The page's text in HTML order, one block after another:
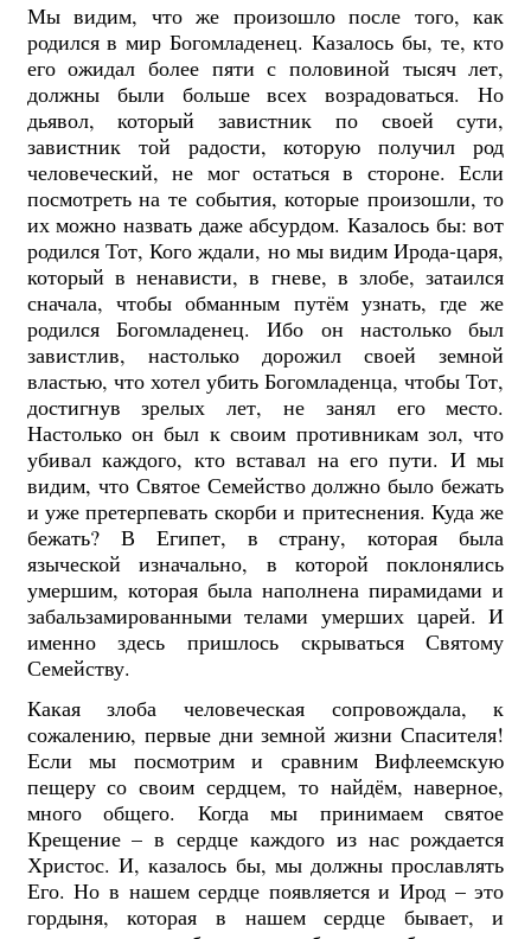
Мы видим, что же произошло после того, как
родился в мир Богомладенец. Казалось бы, те, кто
его ожидал более пяти с половиной тысяч лет,
должны были больше всех возрадоваться. Но
дьявол, который завистник по своей сути,
завистник той радости, которую получил род
человеческий, не мог остаться в стороне. Если
посмотреть на те события, которые произошли, то
их можно назвать даже абсурдом. Казалось бы: вот
родился Тот, Кого ждали, но мы видим Ирода-царя,
который в ненависти, в гневе, в злобе, затаился
сначала, чтобы обманным путём узнать, где же
родился Богомладенец. Ибо он настолько был
завистлив, настолько дорожил своей земной
властью, что хотел убить Богомладенца, чтобы Тот,
достигнув зрелых лет, не занял его место.
Настолько он был к своим противникам зол, что
убивал каждого, кто вставал на его пути. И мы
видим, что Святое Семейство должно было бежать
и уже претерпевать скорби и притеснения. Куда же
бежать? В Египет, в страну, которая была
языческой изначально, в которой поклонялись
умершим, которая была наполнена пирамидами и
забальзамированными телами умерших царей. И
именно здесь пришлось скрываться Святому
Семейству.
Какая злоба человеческая сопровождала, к
сожалению, первые дни земной жизни Спасителя!
Если мы посмотрим и сравним Вифлеемскую
пещеру со своим сердцем, то найдём, наверное,
много общего. Когда мы принимаем святое
Крещение – в сердце каждого из нас рождается
Христос. И, казалось бы, мы должны прославлять
Его. Но в нашем сердце появляется и Ирод – это
гордыня, которая в нашем сердце бывает, и